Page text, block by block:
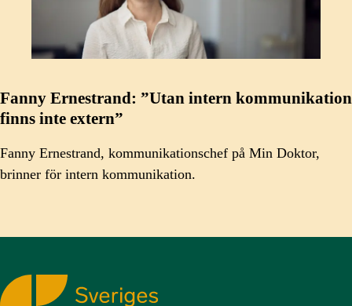
Fanny Ernestrand: ”Utan intern kommunikation
finns inte extern”
Fanny Ernestrand, kommunikationschef på Min Doktor,
brinner för intern kommunikation.
Sveriges Kommunikatörer